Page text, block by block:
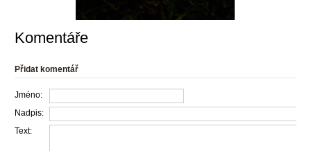
Komentáře
Přidat komentář
Jméno:
Nadpis:
Text: